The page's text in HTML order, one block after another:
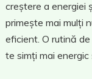
creștere a energiei
primește mai mulți
eficient. O rutină
te simți mai